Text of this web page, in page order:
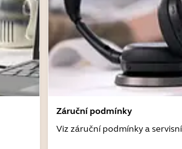
Záruční podmínky
Viz záruční podmínky a